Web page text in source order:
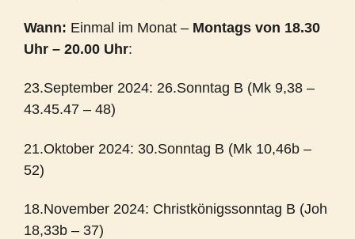
Wann: Einmal im Monat – Montags von 18.30
Uhr – 20.00 Uhr:
23.September 2024: 26.Sonntag B (Mk 9,38 –
43.45.47 – 48)
21.Oktober 2024: 30.Sonntag B (Mk 10,46b –
52)
18.November 2024: Christkönigssonntag B (Joh
18,33b – 37)